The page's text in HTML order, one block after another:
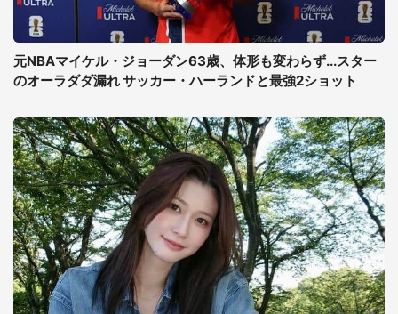
元NBAマイケル・ジョーダン63歳、体形も変わらず...スター
のオーラダダ漏れ サッカー・ハーランドと最強2ショット